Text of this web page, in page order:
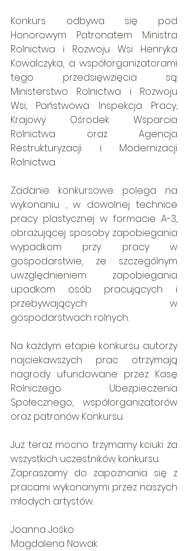
Konkurs odbywa się pod
Honorowym Patronatem Ministra
Rolnictwa i Rozwoju Wsi Henryka
Kowalczyka, a współorganizatorami
tego przedsięwzięcia są:
Ministerstwo Rolnictwa i Rozwoju
Wsi, Państwowa Inspekcja Pracy,
Krajowy Ośrodek Wsparcia
Rolnictwa oraz Agencja
Restrukturyzacji i Modernizacji
Rolnictwa.
Zadanie konkursowe polega na
wykonaniu , w dowolnej technice
pracy plastycznej w formacie A-3,
obrazującej sposoby zapobiegania
wypadkom przy pracy w
gospodarstwie, ze szczególnym
uwzględnieniem zapobiegania
upadkom osób pracujących i
przebywających w
gospodarstwach rolnych.
Na każdym etapie konkursu autorzy
najciekawszych prac otrzymają
nagrody ufundowane przez Kasę
Rolniczego Ubezpieczenia
Społecznego, współorganizatorów
oraz patronów Konkursu.
Już teraz mocno trzymamy kciuki za
wszystkich uczestników konkursu.
Zapraszamy do zapoznania się z
pracami wykonanymi przez naszych
młodych artystów.
Joanna Jośko
Magdalena Nowak